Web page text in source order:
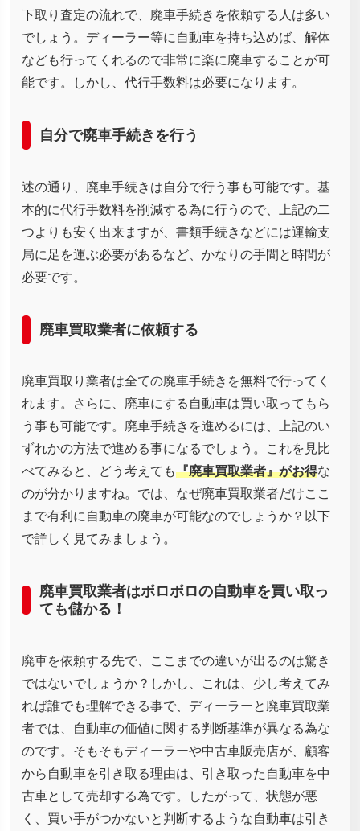
下取り査定の流れで、廃車手続きを依頼する人は多い
でしょう。ディーラー等に自動車を持ち込めば、解体
なども行ってくれるので非常に楽に廃車することが可
能です。しかし、代行手数料は必要になります。
自分で廃車手続きを行う
述の通り、廃車手続きは自分で行う事も可能です。基
本的に代行手数料を削減する為に行うので、上記の二
つよりも安く出来ますが、書類手続きなどには運輸支
局に足を運ぶ必要があるなど、かなりの手間と時間が
必要です。
廃車買取業者に依頼する
廃車買取り業者は全ての廃車手続きを無料で行ってく
れます。さらに、廃車にする自動車は買い取ってもら
う事も可能です。廃車手続きを進めるには、上記のい
ずれかの方法で進める事になるでしょう。これを見比
べてみると、どう考えても『廃車買取業者』がお得な
のが分かりますね。では、なぜ廃車買取業者だけここ
まで有利に自動車の廃車が可能なのでしょうか？以下
で詳しく見てみましょう。
廃車買取業者はボロボロの自動車を買い取っ
ても儲かる！
廃車を依頼する先で、ここまでの違いが出るのは驚き
ではないでしょうか？しかし、これは、少し考えてみ
れば誰でも理解できる事で、ディーラーと廃車買取業
者では、自動車の価値に関する判断基準が異なる為な
のです。そもそもディーラーや中古車販売店が、顧客
から自動車を引き取る理由は、引き取った自動車を中
古車として売却する為です。したがって、状態が悪
く、買い手がつかないと判断するような自動車は引き